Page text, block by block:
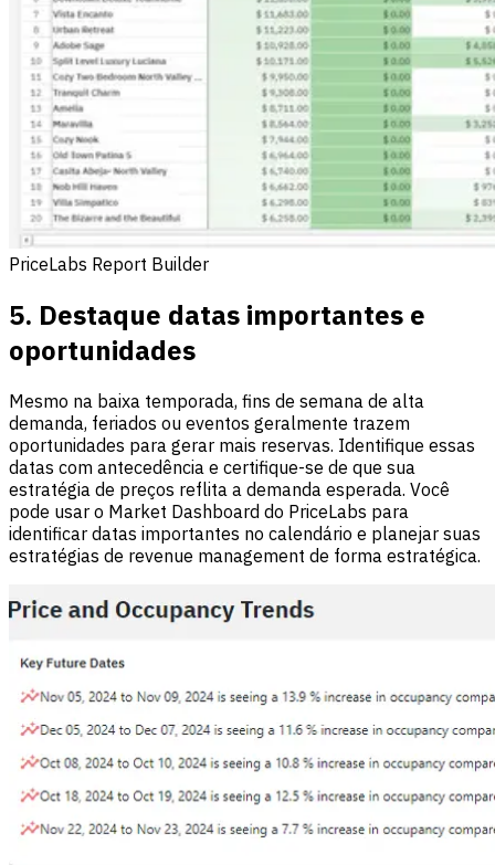
PriceLabs Report Builder
5. Destaque datas importantes e
oportunidades
Mesmo na baixa temporada, fins de semana de alta
demanda, feriados ou eventos geralmente trazem
oportunidades para gerar mais reservas. Identifique essas
datas com antecedência e certifique-se de que sua
estratégia de preços reflita a demanda esperada. Você
pode usar o Market Dashboard do PriceLabs para
identificar datas importantes no calendário e planejar suas
estratégias de revenue management de forma estratégica.